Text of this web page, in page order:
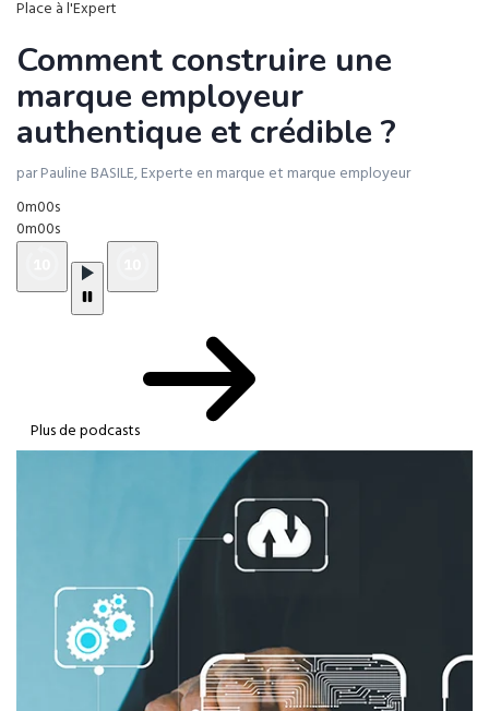
Place à l'Expert
Comment construire une
marque employeur
authentique et crédible ?
par Pauline BASILE, Experte en marque et marque employeur
0m00s
0m00s
Plus de podcasts